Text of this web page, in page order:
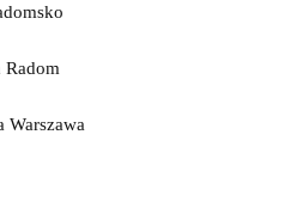
Radom
Warszawa